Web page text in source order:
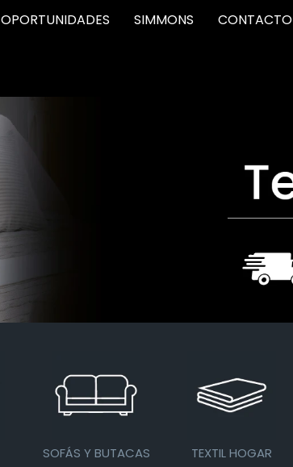
OPORTUNIDADES SIMMONS CONTACTO
SOFÁS Y BUTACAS TEXTIL HOGAR